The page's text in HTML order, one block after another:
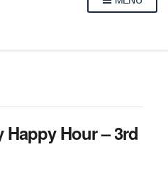
Hour – 3rd